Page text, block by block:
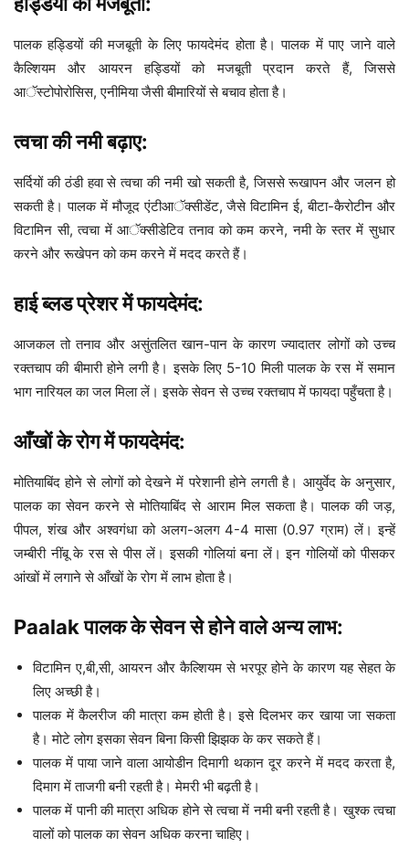
पालक हड्डियों की मजबूती के लिए फायदेमंद होता है। पालक में पाए जाने वाले
कैल्शियम और आयरन हड्डियों को मजबूती प्रदान करते हैं, जिससे
आॅस्टोपोरोसिस, एनीमिया जैसी बीमारियों से बचाव होता है।
त्वचा की नमी बढ़ाए:
सर्दियों की ठंडी हवा से त्वचा की नमी खो सकती है, जिससे रूखापन और जलन हो
सकती है। पालक में मौजूद एंटीआॅक्सीडेंट, जैसे विटामिन ई, बीटा-कैरोटीन और
विटामिन सी, त्वचा में आॅक्सीडेटिव तनाव को कम करने, नमी के स्तर में सुधार
करने और रूखेपन को कम करने में मदद करते हैं।
हाई ब्लड प्रेशर में फायदेमंद:
आजकल तो तनाव और असुंतलित खान-पान के कारण ज्यादातर लोगों को उच्च
रक्तचाप की बीमारी होने लगी है। इसके लिए 5-10 मिली पालक के रस में समान
भाग नारियल का जल मिला लें। इसके सेवन से उच्च रक्तचाप में फायदा पहुँचता है।
आँखों के रोग में फायदेमंद:
मोतियाबिंद होने से लोगों को देखने में परेशानी होने लगती है। आयुर्वेद के अनुसार,
पालक का सेवन करने से मोतियाबिंद से आराम मिल सकता है। पालक की जड़,
पीपल, शंख और अश्वगंधा को अलग-अलग 4-4 मासा (0.97 ग्राम) लें। इन्हें
जम्बीरी नींबू के रस से पीस लें। इसकी गोलियां बना लें। इन गोलियों को पीसकर
आंखों में लगाने से आँखों के रोग में लाभ होता है।
Paalak पालक के सेवन से होने वाले अन्य लाभ:
विटामिन ए,बी,सी, आयरन और कैल्शियम से भरपूर होने के कारण यह सेहत के
लिए अच्छी है।
पालक में कैलरीज की मात्रा कम होती है। इसे दिलभर कर खाया जा सकता
है। मोटे लोग इसका सेवन बिना किसी झिझक के कर सकते हैं।
पालक में पाया जाने वाला आयोडीन दिमागी थकान दूर करने में मदद करता है,
दिमाग में ताजगी बनी रहती है। मेमरी भी बढ़ती है।
पालक में पानी की मात्रा अधिक होने से त्वचा में नमी बनी रहती है। खुश्क त्वचा
वालों को पालक का सेवन अधिक करना चाहिए।